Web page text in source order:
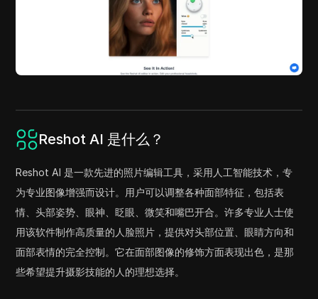
Reshot AI 是什么？
Reshot AI 是一款先进的照片编辑工具，采用人工智能技术，专
为专业图像增强而设计。用户可以调整各种面部特征，包括表
情、头部姿势、眼神、眨眼、微笑和嘴巴开合。许多专业人士使
用该软件制作高质量的人脸照片，提供对头部位置、眼睛方向和
面部表情的完全控制。它在面部图像的修饰方面表现出色，是那
些希望提升摄影技能的人的理想选择。